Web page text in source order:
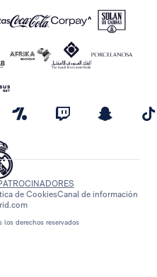
derechos reservados
de CookiesCanal de información